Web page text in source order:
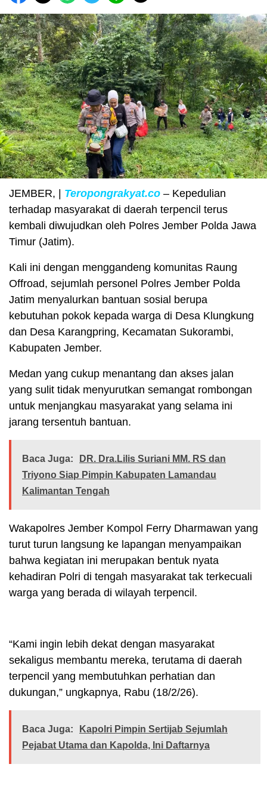
JEMBER, | Teropongrakyat.co – Kepedulian
terhadap masyarakat di daerah terpencil terus
kembali diwujudkan oleh Polres Jember Polda Jawa
Timur (Jatim).
Kali ini dengan menggandeng komunitas Raung
Offroad, sejumlah personel Polres Jember Polda
Jatim menyalurkan bantuan sosial berupa
kebutuhan pokok kepada warga di Desa Klungkung
dan Desa Karangpring, Kecamatan Sukorambi,
Kabupaten Jember.
Medan yang cukup menantang dan akses jalan
yang sulit tidak menyurutkan semangat rombongan
untuk menjangkau masyarakat yang selama ini
jarang tersentuh bantuan.
Baca Juga:
DR. Dra.Lilis Suriani MM. RS dan
Triyono Siap Pimpin Kabupaten Lamandau
Kalimantan Tengah
Wakapolres Jember Kompol Ferry Dharmawan yang
turut turun langsung ke lapangan menyampaikan
bahwa kegiatan ini merupakan bentuk nyata
kehadiran Polri di tengah masyarakat tak terkecuali
warga yang berada di wilayah terpencil.
“Kami ingin lebih dekat dengan masyarakat
sekaligus membantu mereka, terutama di daerah
terpencil yang membutuhkan perhatian dan
dukungan,” ungkapnya, Rabu (18/2/26).
Baca Juga:
Kapolri Pimpin Sertijab Sejumlah
Pejabat Utama dan Kapolda, Ini Daftarnya